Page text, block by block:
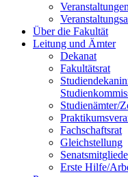
Über die Fakultät
Leitung und Ämter
Dekanat
Fakultätsrat
Studienämter/
Fachschaftsrat
Gleichstellung
Erste Hilfe/